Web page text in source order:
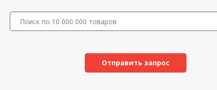
Отправить запрос